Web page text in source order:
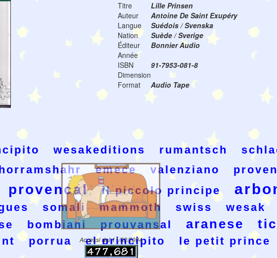
Titre
Lille Prinsen
Auteur
Antoine De Saint Exupéry
Langue
Suédois / Svenska
Nation
Suède / Sverige
Éditeur
Bonnier Audio
Année
ISBN
91-7953-081-8
Dimension
Format
Audio Tape
wesakeditions rumantsch
emece valenziano
provencal il piccolo principe
somali mammoth swiss wesak
bombiani prouvansal aranese
porrua el principito le petit prince
Accessi dal 11/02/2004